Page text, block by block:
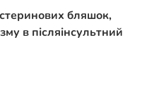
бляшок,
в післяінсультний